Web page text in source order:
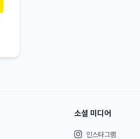
소셜 미디어
인스타그램